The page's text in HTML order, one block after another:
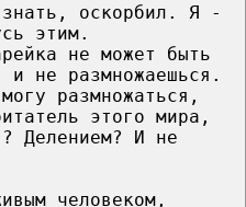
оскорбил. Я -
этим.
не может быть
не размножаешься.
размножаться,
этого мира,
Делением? И не
человеком,